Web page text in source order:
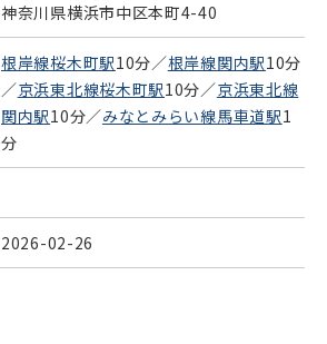
神奈川県横浜市中区本町4-40
根岸線桜木町駅10分／根岸線関内駅10分
／京浜東北線桜木町駅10分／京浜東北線
関内駅10分／みなとみらい線馬車道駅1
分
2026-02-26